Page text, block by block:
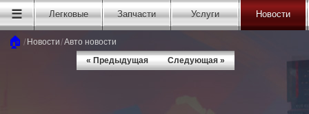
☰ Легковые Запчасти Услуги Новости
🏠 / Новости/Авто новости
« Предыдущая
Следующая »